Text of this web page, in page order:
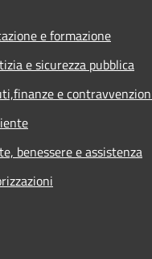
e formazione
e sicurezza pubblica
e
benessere e assistenza